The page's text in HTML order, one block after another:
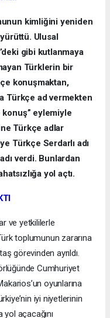
kimliğini yeniden
Ulusal
gibi kutlanmaya
Türklerin bir
konuşmaktan,
Türkçe ad vermekten
eylemiyle
Türkçe adlar
Türkçe Serdarlı adı
verdi. Bunlardan
yol açtı.
ve yetkililerle
toplumunun zararına
görevinden ayrıldı.
Cumhuriyet
oyunlarına
iyi niyetlerinin
açacağını